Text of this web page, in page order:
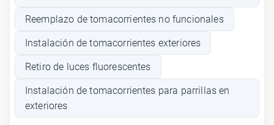
Reemplazo de tomacorrientes no funcionales
Instalación de tomacorrientes exteriores
Retiro de luces fluorescentes
Instalación de tomacorrientes para parrillas en
exteriores